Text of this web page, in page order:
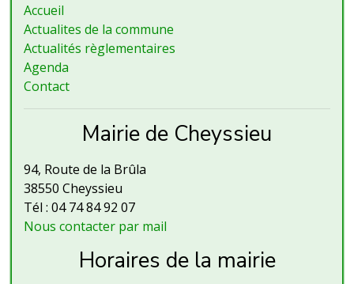
Accueil
Actualites de la commune
Actualités règlementaires
Agenda
Contact
Mairie de Cheyssieu
94, Route de la Brûla
38550 Cheyssieu
Tél : 04 74 84 92 07
Nous contacter par mail
Horaires de la mairie